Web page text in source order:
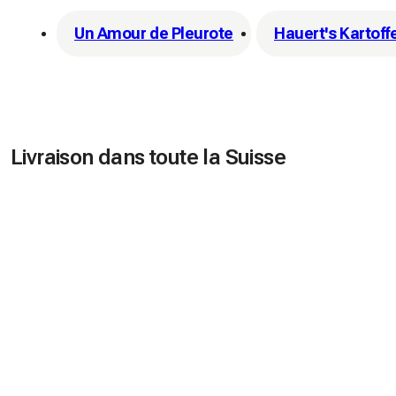
Un Amour de Pleurote Hauert's
Livraison dans toute la Suisse